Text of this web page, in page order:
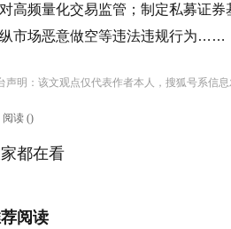
高频量化交易监管；制定私募证
市场恶意做空等违法违规行为……
声明：该文观点仅代表作者本人，搜狐号系信
阅读 ()
都在看
阅读